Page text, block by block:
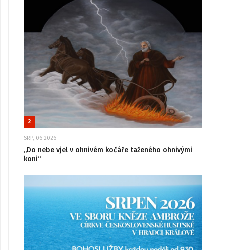
2
SRP, 06 2026
„Do nebe vjel v ohnivém kočáře taženého ohnivými
koni“